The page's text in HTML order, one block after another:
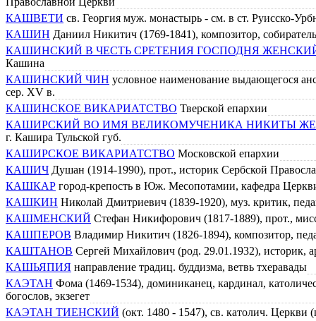
КАШВЕТИ св. Георгия муж. монастырь - см. в ст. Руисско-
КАШИН Даниил Никитич (1769-1841), композитор,
КАШИНСКИЙ В ЧЕСТЬ СРЕТЕНИЯ ГОСПОДНЯ
Кашина
КАШИНСКИЙ ЧИН условное наименование выдающегося
сер. XV в.
КАШИНСКОЕ ВИКАРИАТСТВО Тверской епархии
КАШИРСКИЙ ВО ИМЯ ВЕЛИКОМУЧЕНИКА НИКИТЫ
г. Кашира Тульской губ.
КАШИРСКОЕ ВИКАРИАТСТВО Московской епархии
КАШИЧ Душан (1914-1990), прот., историк Сербской
КАШКАР город-крепость в Юж. Месопотамии, кафедра
КАШКИН Николай Дмитриевич (1839-1920), муз. критик,
КАШМЕНСКИЙ Стефан Никифорович (1817-1889), прот.,
КАШПЕРОВ Владимир Никитич (1826-1894), композитор,
КАШТАНОВ Сергей Михайлович (род. 29.01.1932), историк,
КАШЬЯПИЯ направление традиц. буддизма, ветвь тхеравады
КАЭТАН Фома (1469-1534), доминиканец, кардинал,
богослов, экзегет
КАЭТАН ТИЕНСКИЙ (окт. 1480 - 1547), св. католич. Церкви